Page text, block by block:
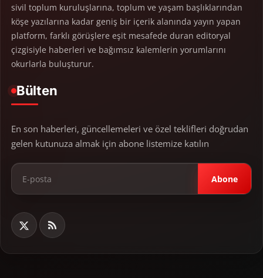
sivil toplum kuruluşlarına, toplum ve yaşam başlıklarından
köşe yazılarına kadar geniş bir içerik alanında yayın yapan
platform, farklı görüşlere eşit mesafede duran editoryal
çizgisiyle haberleri ve bağımsız kalemlerin yorumlarını
okurlarla buluşturur.
Bülten
En son haberleri, güncellemeleri ve özel teklifleri doğrudan
gelen kutunuza almak için abone listemize katılın
Abone